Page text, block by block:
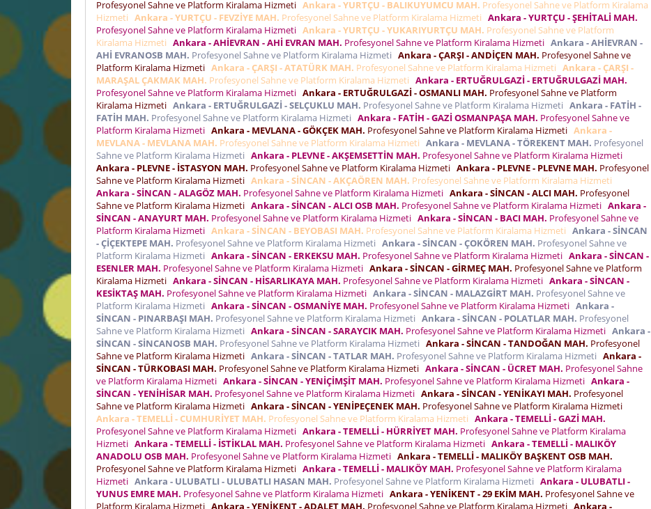
Profesyonel Sahne ve Platform Kiralama Hizmeti Ankara - YURTÇU - BALIKUYUMCU MAH. Profesyonel Sahne ve Platform Kiralama
Hizmeti Ankara - YURTÇU - FEVZİYE MAH. Profesyonel Sahne ve Platform Kiralama Hizmeti Ankara - YURTÇU - ŞEHİTALİ MAH.
Profesyonel Sahne ve Platform Kiralama Hizmeti Ankara - YURTÇU - YUKARIYURTÇU MAH. Profesyonel Sahne ve Platform
Kiralama Hizmeti Ankara - AHİEVRAN - AHİ EVRAN MAH. Profesyonel Sahne ve Platform Kiralama Hizmeti Ankara - AHİEVRAN -
AHİ EVRANOSB MAH. Profesyonel Sahne ve Platform Kiralama Hizmeti Ankara - ÇARŞI - ANDİÇEN MAH. Profesyonel Sahne ve
Platform Kiralama Hizmeti Ankara - ÇARŞI - ATATÜRK MAH. Profesyonel Sahne ve Platform Kiralama Hizmeti Ankara - ÇARŞI -
MARAŞAL ÇAKMAK MAH. Profesyonel Sahne ve Platform Kiralama Hizmeti Ankara - ERTUĞRULGAZİ - ERTUĞRULGAZİ MAH.
Profesyonel Sahne ve Platform Kiralama Hizmeti Ankara - ERTUĞRULGAZİ - OSMANLI MAH. Profesyonel Sahne ve Platform
Kiralama Hizmeti Ankara - ERTUĞRULGAZİ - SELÇUKLU MAH. Profesyonel Sahne ve Platform Kiralama Hizmeti Ankara - FATİH -
FATİH MAH. Profesyonel Sahne ve Platform Kiralama Hizmeti Ankara - FATİH - GAZİ OSMANPAŞA MAH. Profesyonel Sahne ve
Platform Kiralama Hizmeti Ankara - MEVLANA - GÖKÇEK MAH. Profesyonel Sahne ve Platform Kiralama Hizmeti Ankara -
MEVLANA - MEVLANA MAH. Profesyonel Sahne ve Platform Kiralama Hizmeti Ankara - MEVLANA - TÖREKENT MAH. Profesyonel
Sahne ve Platform Kiralama Hizmeti Ankara - PLEVNE - AKŞEMSETTİN MAH. Profesyonel Sahne ve Platform Kiralama Hizmeti
Ankara - PLEVNE - İSTASYON MAH. Profesyonel Sahne ve Platform Kiralama Hizmeti Ankara - PLEVNE - PLEVNE MAH. Profesyonel
Sahne ve Platform Kiralama Hizmeti Ankara - SİNCAN - AKÇAÖREN MAH. Profesyonel Sahne ve Platform Kiralama Hizmeti
Ankara - SİNCAN - ALAGÖZ MAH. Profesyonel Sahne ve Platform Kiralama Hizmeti Ankara - SİNCAN - ALCI MAH. Profesyonel
Sahne ve Platform Kiralama Hizmeti Ankara - SİNCAN - ALCI OSB MAH. Profesyonel Sahne ve Platform Kiralama Hizmeti Ankara -
SİNCAN - ANAYURT MAH. Profesyonel Sahne ve Platform Kiralama Hizmeti Ankara - SİNCAN - BACI MAH. Profesyonel Sahne ve
Platform Kiralama Hizmeti Ankara - SİNCAN - BEYOBASI MAH. Profesyonel Sahne ve Platform Kiralama Hizmeti Ankara - SİNCAN
- ÇİÇEKTEPE MAH. Profesyonel Sahne ve Platform Kiralama Hizmeti Ankara - SİNCAN - ÇOKÖREN MAH. Profesyonel Sahne ve
Platform Kiralama Hizmeti Ankara - SİNCAN - ERKEKSU MAH. Profesyonel Sahne ve Platform Kiralama Hizmeti Ankara - SİNCAN -
ESENLER MAH. Profesyonel Sahne ve Platform Kiralama Hizmeti Ankara - SİNCAN - GİRMEÇ MAH. Profesyonel Sahne ve Platform
Kiralama Hizmeti Ankara - SİNCAN - HİSARLIKAYA MAH. Profesyonel Sahne ve Platform Kiralama Hizmeti Ankara - SİNCAN -
KESİKTAŞ MAH. Profesyonel Sahne ve Platform Kiralama Hizmeti Ankara - SİNCAN - MALAZGİRT MAH. Profesyonel Sahne ve
Platform Kiralama Hizmeti Ankara - SİNCAN - OSMANİYE MAH. Profesyonel Sahne ve Platform Kiralama Hizmeti Ankara -
SİNCAN - PINARBAŞI MAH. Profesyonel Sahne ve Platform Kiralama Hizmeti Ankara - SİNCAN - POLATLAR MAH. Profesyonel
Sahne ve Platform Kiralama Hizmeti Ankara - SİNCAN - SARAYCIK MAH. Profesyonel Sahne ve Platform Kiralama Hizmeti Ankara -
SİNCAN - SİNCANOSB MAH. Profesyonel Sahne ve Platform Kiralama Hizmeti Ankara - SİNCAN - TANDOĞAN MAH. Profesyonel
Sahne ve Platform Kiralama Hizmeti Ankara - SİNCAN - TATLAR MAH. Profesyonel Sahne ve Platform Kiralama Hizmeti Ankara -
SİNCAN - TÜRKOBASI MAH. Profesyonel Sahne ve Platform Kiralama Hizmeti Ankara - SİNCAN - ÜCRET MAH. Profesyonel Sahne
ve Platform Kiralama Hizmeti Ankara - SİNCAN - YENİÇİMŞİT MAH. Profesyonel Sahne ve Platform Kiralama Hizmeti Ankara -
SİNCAN - YENİHİSAR MAH. Profesyonel Sahne ve Platform Kiralama Hizmeti Ankara - SİNCAN - YENİKAYI MAH. Profesyonel
Sahne ve Platform Kiralama Hizmeti Ankara - SİNCAN - YENİPEÇENEK MAH. Profesyonel Sahne ve Platform Kiralama Hizmeti
Ankara - TEMELLİ - CUMHURİYET MAH. Profesyonel Sahne ve Platform Kiralama Hizmeti Ankara - TEMELLİ - GAZİ MAH.
Profesyonel Sahne ve Platform Kiralama Hizmeti Ankara - TEMELLİ - HÜRRİYET MAH. Profesyonel Sahne ve Platform Kiralama
Hizmeti Ankara - TEMELLİ - İSTİKLAL MAH. Profesyonel Sahne ve Platform Kiralama Hizmeti Ankara - TEMELLİ - MALIKÖY
ANADOLU OSB MAH. Profesyonel Sahne ve Platform Kiralama Hizmeti Ankara - TEMELLİ - MALIKÖY BAŞKENT OSB MAH.
Profesyonel Sahne ve Platform Kiralama Hizmeti Ankara - TEMELLİ - MALIKÖY MAH. Profesyonel Sahne ve Platform Kiralama
Hizmeti Ankara - ULUBATLI - ULUBATLI HASAN MAH. Profesyonel Sahne ve Platform Kiralama Hizmeti Ankara - ULUBATLI -
YUNUS EMRE MAH. Profesyonel Sahne ve Platform Kiralama Hizmeti Ankara - YENİKENT - 29 EKİM MAH. Profesyonel Sahne ve
Platform Kiralama Hizmeti Ankara - YENİKENT - ADALET MAH. Profesyonel Sahne ve Platform Kiralama Hizmeti Ankara -